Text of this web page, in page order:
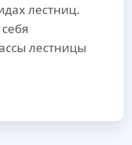
лестниц.
лестницы